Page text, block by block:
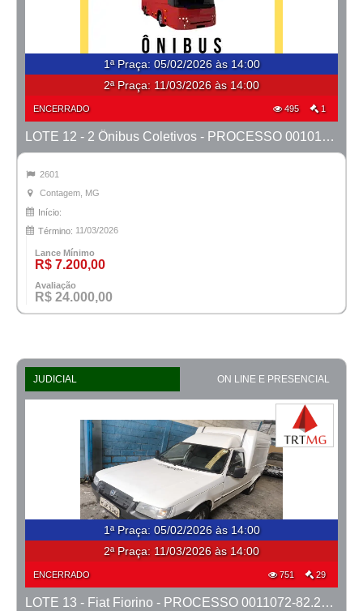
1ª Praça: 05/02/2026 às 14:00
2ª Praça: 11/03/2026 às 14:00
ENCERRADO 495 1
LOTE 12 - 2 Ônibus Coletivos - PROCESSO 0010148-76.2020-1ª CONT.
2601
Contagem, MG
Início:
Término: 11/03/2026
Lance Mínimo
R$ 7.200,00
Avaliação
R$ 24.000,00
JUDICIAL ON LINE E PRESENCIAL
1ª Praça: 05/02/2026 às 14:00
2ª Praça: 11/03/2026 às 14:00
ENCERRADO 751 29
LOTE 13 - Fiat Fiorino - PROCESSO 0011072-82.2023-1ª CONT.